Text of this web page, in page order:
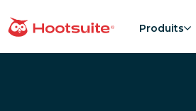
au
Accueil Produits